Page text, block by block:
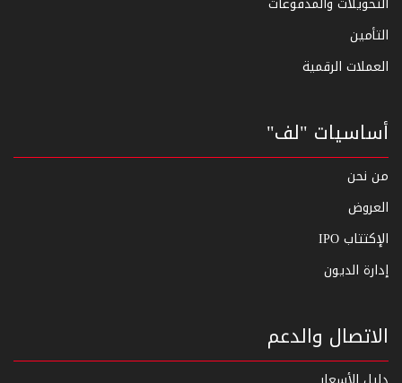
التأمين
العملات الرقمية
أساسيات "لف"
من نحن
العروض
الإكتتاب IPO
إدارة الديون
الاتصال والدعم